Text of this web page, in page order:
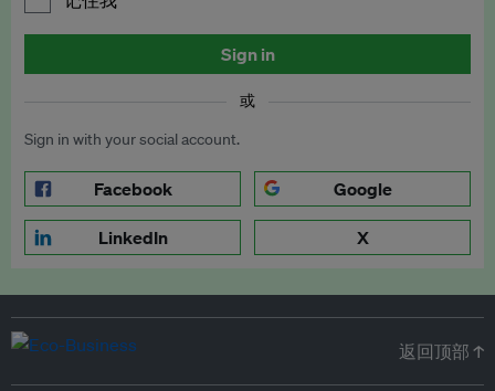
Sign in
或
Sign in with your social account.
Facebook Google
LinkedIn X
返回顶部 ↑